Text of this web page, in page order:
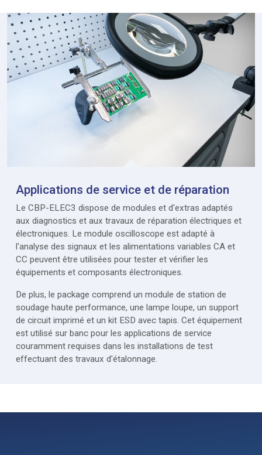
Applications de service et de réparation
Le CBP-ELEC3 dispose de modules et d'extras adaptés
aux diagnostics et aux travaux de réparation électriques et
électroniques. Le module oscilloscope est adapté à
l'analyse des signaux et les alimentations variables CA et
CC peuvent être utilisées pour tester et vérifier les
équipements et composants électroniques.
De plus, le package comprend un module de station de
soudage haute performance, une lampe loupe, un support
de circuit imprimé et un kit ESD avec tapis. Cet équipement
est utilisé sur banc pour les applications de service
couramment requises dans les installations de test
effectuant des travaux d'étalonnage.